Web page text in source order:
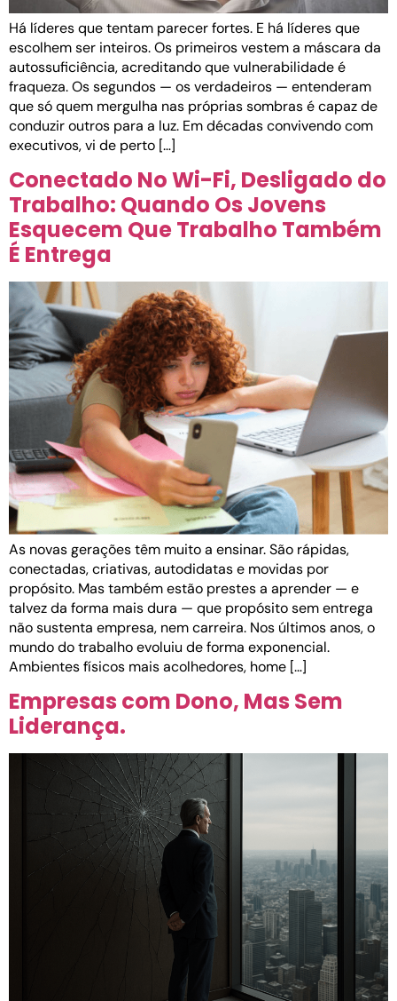
Há líderes que tentam parecer fortes. E há líderes que
escolhem ser inteiros. Os primeiros vestem a máscara da
autossuficiência, acreditando que vulnerabilidade é
fraqueza. Os segundos — os verdadeiros — entenderam
que só quem mergulha nas próprias sombras é capaz de
conduzir outros para a luz. Em décadas convivendo com
executivos, vi de perto […]
Conectado No Wi-Fi, Desligado do
Trabalho: Quando Os Jovens
Esquecem Que Trabalho Também
É Entrega
As novas gerações têm muito a ensinar. São rápidas,
conectadas, criativas, autodidatas e movidas por
propósito. Mas também estão prestes a aprender — e
talvez da forma mais dura — que propósito sem entrega
não sustenta empresa, nem carreira. Nos últimos anos, o
mundo do trabalho evoluiu de forma exponencial.
Ambientes físicos mais acolhedores, home […]
Empresas com Dono, Mas Sem
Liderança.